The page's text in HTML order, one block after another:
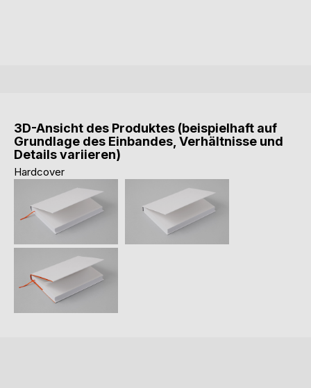
3D-Ansicht des Produktes (beispielhaft auf
Grundlage des Einbandes, Verhältnisse und
Details variieren)
Hardcover